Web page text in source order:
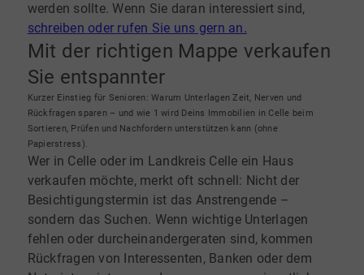
werden sollte. Wenn Sie daran interessiert sind,
schreiben oder rufen Sie uns gern an.
Mit der richtigen Mappe verkaufen
Sie entspannter
Kurzer Einstieg für Senioren: Warum Unterlagen Zeit, Nerven und
Rückfragen sparen – und wie 1 wird Deins Immobilien in Celle beim
Sortieren, Prüfen und Nachfordern unterstützen kann (ohne
Papierstress).
Wer in Celle oder im Landkreis Celle ein Haus
verkaufen möchte, merkt oft schnell: Nicht der
Besichtigungstermin ist das Anstrengende –
sondern das Suchen. Wenn wichtige Unterlagen
fehlen oder durcheinandergeraten sind, kommen
Rückfragen von Interessenten, Banken oder dem